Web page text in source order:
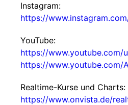
Instagram:
https://
YouTube:
https://www.youtube.com/
https://www.youtube.com/
Realtime-Kurse und Charts:
https://www.onvista.de/